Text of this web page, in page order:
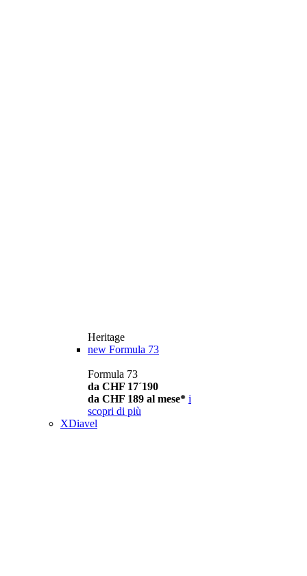
Heritage
new Formula 73
Formula 73
da CHF 17´190
da CHF 189 al mese* i
scopri di più
XDiavel